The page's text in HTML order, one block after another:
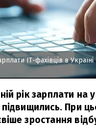
IT-фахівців в Україні
рік зарплати на
При
зростання